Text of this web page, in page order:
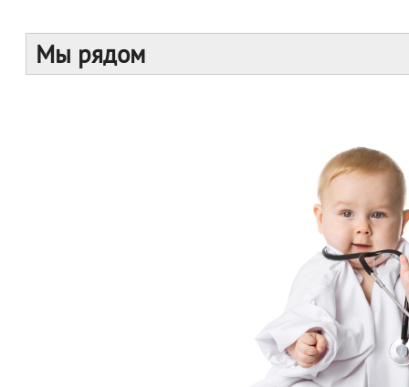
Мы рядом